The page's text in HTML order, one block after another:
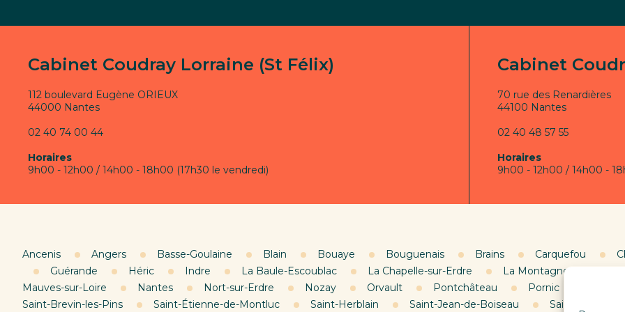
Cabinet Coudray Lorraine (St Félix)
112 boulevard Eugène ORIEUX
44000 Nantes
02 40 74 00 44
Horaires
9h00 - 12h00 / 14h00 - 18h00 (17h30 le vendredi)
Cabinet
70 rue des Renardières
44100 Nantes
02 40 48 57 55
Horaires
9h00 - 12h00 / 14h00 -
Ancenis Angers Basse-Goulaine Blain Bouaye Bouguenais Brains Carquefou
Guérande
Héric Indre La Baule-Escoublac La Chapelle-sur-Erdre La Montagne
Mauves-sur-Loire
Nantes Nort-sur-Erdre Nozay Orvault Pontchâteau Pornic
Saint-Brevin-les-Pins
Saint-Étienne-de-Montluc Saint-Herblain Saint-Jean-de-Boiseau Saint-Léger-